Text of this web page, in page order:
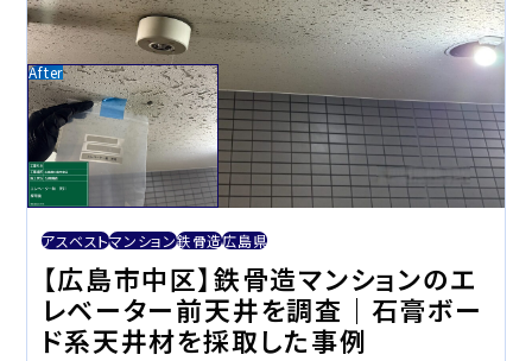
アスベストマンション鉄骨造広島県
【広島市中区】鉄骨造マンションのエ
レベーター前天井を調査｜石膏ボー
ド系天井材を採取した事例